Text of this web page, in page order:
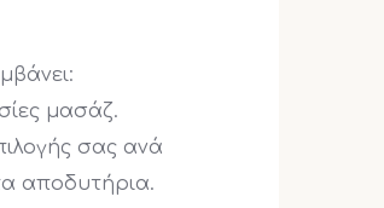
μασάζ.
σας ανά
αποδυτήρια.